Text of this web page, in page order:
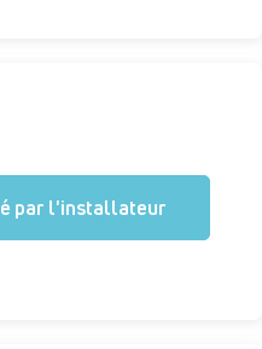
par l'installateur